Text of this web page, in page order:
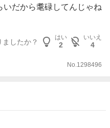
だから耄碌してんじゃね
したか？
はい
2
いいえ
4
No. 1298496